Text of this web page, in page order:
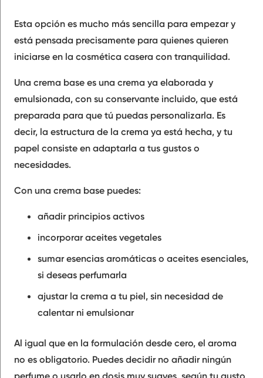
Esta opción es mucho más sencilla para empezar y
está pensada precisamente para quienes quieren
iniciarse en la cosmética casera con tranquilidad.
Una crema base es una crema ya elaborada y
emulsionada, con su conservante incluido, que está
preparada para que tú puedas personalizarla. Es
decir, la estructura de la crema ya está hecha, y tu
papel consiste en adaptarla a tus gustos o
necesidades.
Con una crema base puedes:
añadir principios activos
incorporar aceites vegetales
sumar esencias aromáticas o aceites esenciales,
si deseas perfumarla
ajustar la crema a tu piel, sin necesidad de
calentar ni emulsionar
Al igual que en la formulación desde cero, el aroma
no es obligatorio. Puedes decidir no añadir ningún
perfume o usarlo en dosis muy suaves, según tu gusto